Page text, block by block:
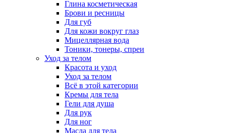
Глина косметическая
Брови и ресницы
Для губ
Для кожи вокруг глаз
Мицеллярная вода
Тоники, тонеры, спреи
Уход за телом
Красота и уход
Уход за телом
Всё в этой категории
Кремы для тела
Гели для душа
Для рук
Для ног
Масла для тела